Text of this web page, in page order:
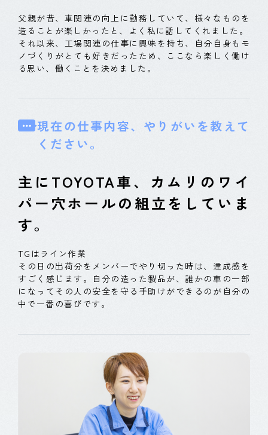
父親が昔、車関連の向上に勤務していて、様々なものを
造ることが楽しかったと、よく私に話してくれました。
それ以来、工場関連の仕事に興味を持ち、自分自身もモ
ノづくりがとても好きだったため、ここなら楽しく働け
る思い、働くことを決めました。
現在の仕事内容、やりがいを教えて
ください。
主にTOYOTA車、カムリのワイ
パー穴ホールの組立をしていま
す。
TGはライン作業
その日の出荷分をメンバーでやり切った時は、達成感を
すごく感じます。自分の造った製品が、誰かの車の一部
になってその人の安全を守る手助けができるのが自分の
中で一番の喜びです。